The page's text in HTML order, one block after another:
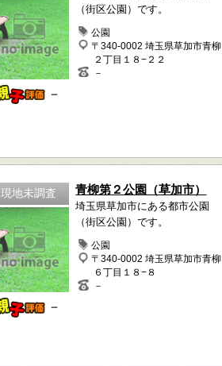
－
（街区公園）です。
公園
〒340-0002 埼玉県草加市青柳
２丁目１８−２２
－
現地未調査
－
青柳第２公園（草加市）
埼玉県草加市にある都市公園
（街区公園）です。
公園
〒340-0002 埼玉県草加市青柳
６丁目１８−８
－